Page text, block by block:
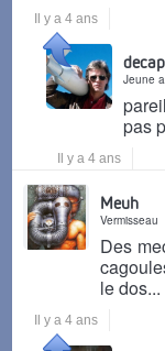
Il y a 4 ans
Jeune
pas
Il y a 4 ans
Meuh
Vermisseau
Des
le dos...
Il y a 4 ans